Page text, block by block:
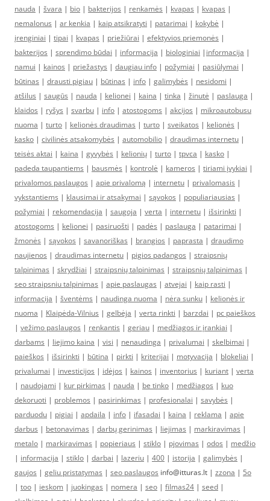
nauda | švara | bio | bakterijos | renkamės | kvapas | kvapas |
nemalonus | ar kenkia | kaip atsikratyti | patarimai | kokybė |
įrenginiai | tipai | kvapas | priežiūrai | efektyvios priemonės |
bakterijos | sprendimo būdai | informacija | biologiniai | informacija |
namui | kainos | priežastys | daugiau info | požymiai | pasiūlymai |
būtinas | drausti pigiau | būtinas | info | galimybės | nesidomi |
atšilus | saugūs | nauda | kelionei | kaina | tinka | žinutė | paslauga |
klaidos | ryšys | svarbu | info | atostogoms | akcijos | mikroautobusu
nuoma | turto | kelionės draudimas | turto | sveikatos | kelionės |
kasko | civilinės atsakomybės | automobilio | draudimas internetu |
teisės aktai | kaina | gyvybės | kelionių | turto | tpvca | kasko |
padeda taupantiems | bausmės | kontrolė | kameros | tiriami įvykiai |
privalomos paslaugos | apie privalomą | internetu | privalomasis |
vykstantiems | klausimai ir atsakymai | sąvokos | populiariausias |
požymiai | rekomendacija | saugoja | verta | internetu | išsirinkti |
atostogoms | kelionei | pasiruošti | padės | paslauga | patarimai |
žmonės | sąvokos | savanoriškas | brangios | paprasta | draudimo
naujienos | draudimas internetu | pigios padangos | straipsnių
talpinimas | skrydžiai | straipsnių talpinimas | straipsnių talpinimas |
seo straipsniu talpinimas | apie paslaugas | atvejai | kaip rasti |
informacija | šventėms | naudinga nuoma | nėra sunku | kelionės ir
nuoma | Klaipėda-Vilnius | gelbėja | verta rinkti | barzdai | pc paieškos
| vežimo paslaugos | renkantis | geriau | medžiagos ir įrankiai |
darbams | liejimo kaina | visi | nenaudinga | privalumai | skelbimai |
paieškos | išsirinkti | būtina | pirkti | kriterijai | motyvacija | blokeliai |
privalumai | investicijos | idėjos | kainos | inventorius | kuriant | verta
| naudojami | kur pirkimas | nauda | be tinko | medžiagos | kuo
dekoruoti | problemos | pasirinkimas | profesionalai | savybės |
parduodu | pigiai | apdaila | info | ifasadai | kaina | reklama | apie
darbus | betonavimas | darbų gerinimas | liejimas | markiravimas |
metalo | markiravimas | popieriaus | stiklo | pjovimas | odos | medžio
| informacija | stiklo | darbai | lazeriu | 400 | istorija | galimybės |
gaujos | geliu pristatymas | seo paslaugos info@itturas.lt | zzona | 5o
| too | ieskom | juokingas | nomera | seo | filmas24 | seed |